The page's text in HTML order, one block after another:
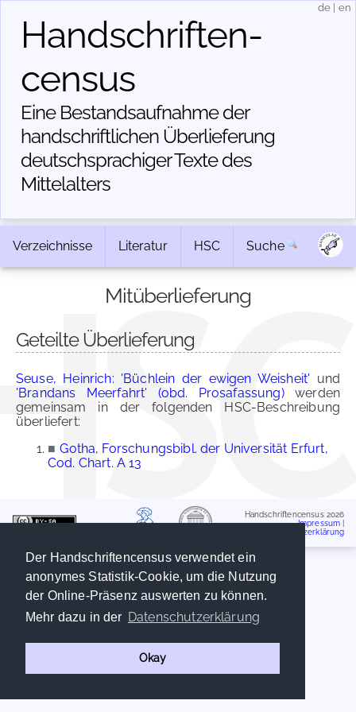
Der Handschriftencensus verwendet ein
anonymes Statistik-Cookie, um die Nutzung
der Online-Präsenz auswerten zu können.
Mehr dazu in der Datenschutzerklärung
Okay
Handschriften­
census
Eine Bestandsaufnahme der
handschriftlichen Über­lieferung
deutschsprachiger Texte des
Mittelalters
de en
Verzeichnisse Literatur HSC Suche
Mitüberlieferung
Geteilte Überlieferung
Seuse, Heinrich: 'Büchlein der ewigen Weisheit' und
'Brandans Meerfahrt' (obd. Prosafassung)werden
gemeinsam in der folgenden HSC-Beschreibung
überliefert:
■ Gotha, Forschungsbibl. der Universität Erfurt,
Cod. Chart. A 13
Handschriftencensus 2026
Impressum
Datenschutzerklärung